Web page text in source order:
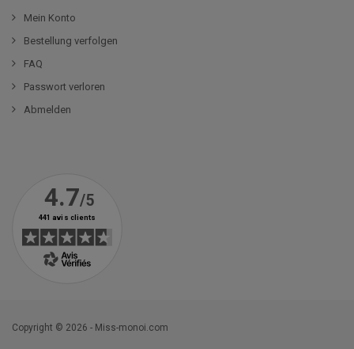
Mein Konto
Bestellung verfolgen
FAQ
Passwort verloren
Abmelden
Copyright © 2026 - Miss-monoi.com